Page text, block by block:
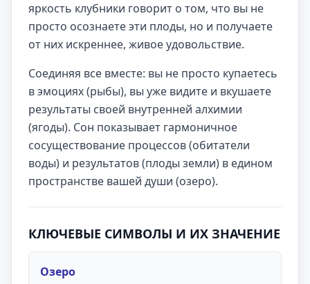
яркость клубники говорит о том, что вы не
просто осознаете эти плоды, но и получаете
от них искреннее, живое удовольствие.
Соединяя все вместе: вы не просто купаетесь
в эмоциях (рыбы), вы уже видите и вкушаете
результаты своей внутренней алхимии
(ягоды). Сон показывает гармоничное
сосуществование процессов (обитатели
воды) и результатов (плоды земли) в едином
пространстве вашей души (озеро).
КЛЮЧЕВЫЕ СИМВОЛЫ И ИХ ЗНАЧЕНИЕ
Озеро